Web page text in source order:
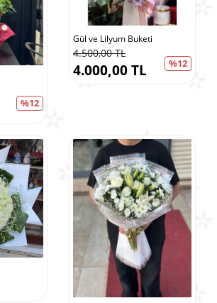
%12
Gül ve Lilyum Buketi
4.500,00 TL
%12
4.000,00 TL